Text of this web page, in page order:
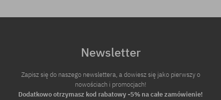
Newsletter
Zapisz się do naszego newslettera, a dowiesz się jako pierwszy o
nowościach i promocjach!
Dodatkowo otrzymasz kod rabatowy -5% na całe zamówienie!